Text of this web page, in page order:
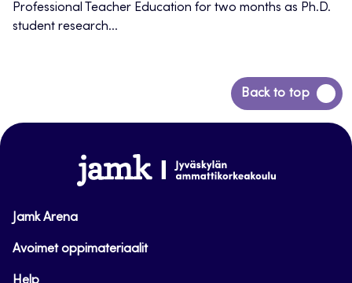
Professional Teacher Education for two months as Ph.D.
student research...
Back to top
Siirry
takaisin
www.jamk.fi
Jamk Arena
Avoimet oppimateriaalit